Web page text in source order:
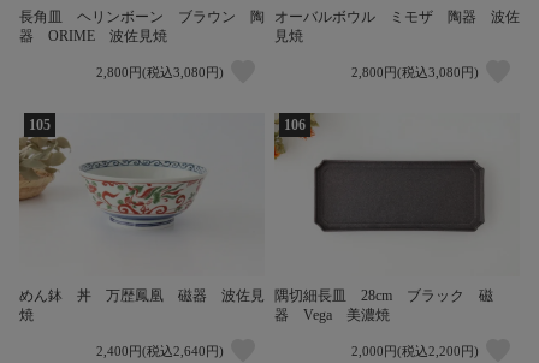
長角皿 ヘリンボーン ブラウン 陶
器 ORIME 波佐見焼
2,800円(税込3,080円)
オーバルボウル ミモザ 陶器 波佐
見焼
2,800円(税込3,080円)
105
めん鉢 丼 万歴鳳凰 磁器 波佐見
焼
2,400円(税込2,640円)
106
隅切細長皿 28cm ブラック 磁
器 Vega 美濃焼
2,000円(税込2,200円)